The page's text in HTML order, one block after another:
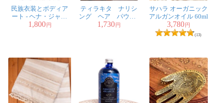
欠かせません。友達にも紹介して喜ばれました。
2人の人が参考になったと言っています
湯シャンのベタつきをどうにかしたくて、こちらを購入
してみましたが、予想以上の仕上がりに満足です
パウダーだけでこんなにサラサラになるとは驚きです
民族衣装とボディア
ート - ヘナ・ジャグ
ア・グリッター
1,800円
ティラキタ ナリシ
ング ヘア パウダ -
Thriphala Choornam
1,730円
サハラ オーガニック
アルガンオイル 60ml
3,780円
(13)